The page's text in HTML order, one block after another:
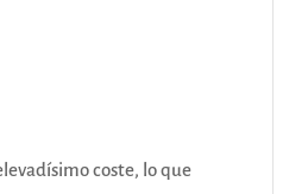
coste, lo que